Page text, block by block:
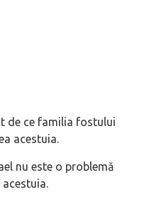
de ce familia fostului
acestuia.
nu este o problemă
acestuia.